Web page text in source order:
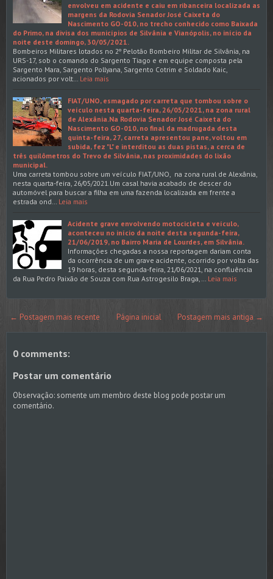
envolveu em acidente e caiu em ribanceira localizada as
margens da Rodovia Senador José Caixeta do
Nascimento GO-010, no trecho conhecido como Baixada
do Primo, na divisa dos municípios de Silvânia e Vianópolis, no início da
noite deste domingo, 30/05/2021.
Bombeiros Militares lotados no 2º Pelotão Bombeiro Militar de Silvânia, na
URS-17, sob o comando do Sargento Tiago e em equipe composta pela
Sargento Mara, Sargento Pollyana, Sargento Cotrim e Soldado Kaic,
acionados por volt…
Leia mais
FIAT/UNO, esmagado por carreta que tombou sobre o
veículo nesta quarta-feira, 26/05/2021, na zona rural
de Alexânia.Na Rodovia Senador José Caixeta do
Nascimento GO-010, no final da madrugada desta
quinta-feira, 27, carreta apresentou pane, voltou em
subida, fez "L" e interditou as duas pistas, a cerca de
três quilômetros do Trevo de Silvânia, nas proximidades do lixão
municipal.
Uma carreta tombou sobre um veículo FIAT/UNO, na zona rural de Alexânia,
nesta quarta-feira, 26/05/2021.Um casal havia acabado de descer do
automóvel para buscar a filha em uma fazenda localizada em frente a
estrada ond…
Leia mais
Acidente grave envolvendo motocicleta e veículo,
aconteceu no início da noite desta segunda-feira,
21/06/2019, no Bairro Maria de Lourdes, em Silvânia.
Informações chegadas a nossa reportagem dariam conta
da ocorrência de um grave acidente, ocorrido por volta das
19 horas, desta segunda-feira, 21/06/2021, na confluência
da Rua Pedro Paixão de Souza com Rua Astrogesilo Braga,…
Leia mais
← Postagem mais recente Postagem mais antiga →
Página inicial
0 comments:
Postar um comentário
Observação: somente um membro deste blog pode postar um
comentário.